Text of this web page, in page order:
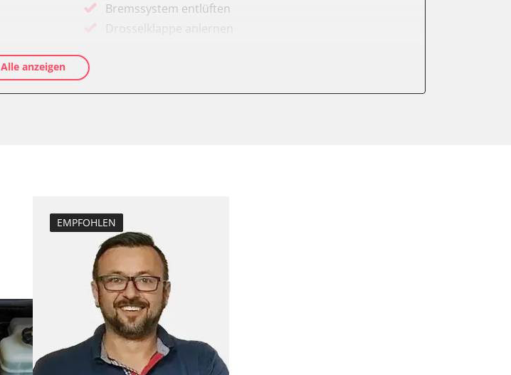
Bremssystem entlüften
Drosselklappe anlernen
Injektoren einstellen
Lamdasonde anlernen
Längsbeschleunigungssensor Nullpunkt-
Kalibrierung
Leerlaufdrehzahlanpassung
Parkbremse in Montageposition fahren
Raildrucksensor Anpassung
Servicerückstellung
Alle anzeigen
EMPFOHLEN